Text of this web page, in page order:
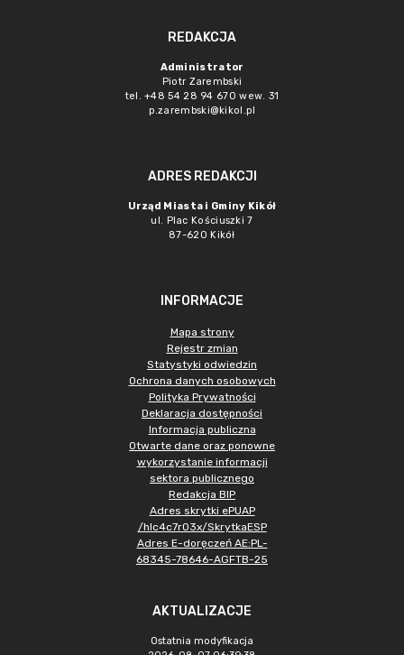
REDAKCJA
Administrator
Piotr Zarembski
tel. +48 54 28 94 670 wew. 31
p.zarembski@kikol.pl
ADRES REDAKCJI
Urząd Miasta i Gminy Kikół
ul. Plac Kościuszki 7
87-620 Kikół
INFORMACJE
Mapa strony
Rejestr zmian
Statystyki odwiedzin
Ochrona danych osobowych
Polityka Prywatności
Deklaracja dostępności
Informacja publiczna
Otwarte dane oraz ponowne
wykorzystanie informacji
sektora publicznego
Redakcja BIP
Adres skrytki ePUAP
/hlc4c7r03x/SkrytkaESP
Adres E-doręczeń AE:PL-
68345-78646-AGFTB-25
AKTUALIZACJE
Ostatnia modyfikacja